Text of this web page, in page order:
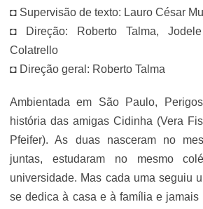
◘ Supervisão de texto: Lauro César
◘ Direção: Roberto Talma,
Colatrello
◘ Direção geral: Roberto Talma
Ambientada em São Paulo,
história das amigas Cidinha (Vera
Pfeifer). As duas nasceram no
juntas, estudaram no mesmo
universidade. Mas cada uma seguiu
se dedica à casa e à família e jamais